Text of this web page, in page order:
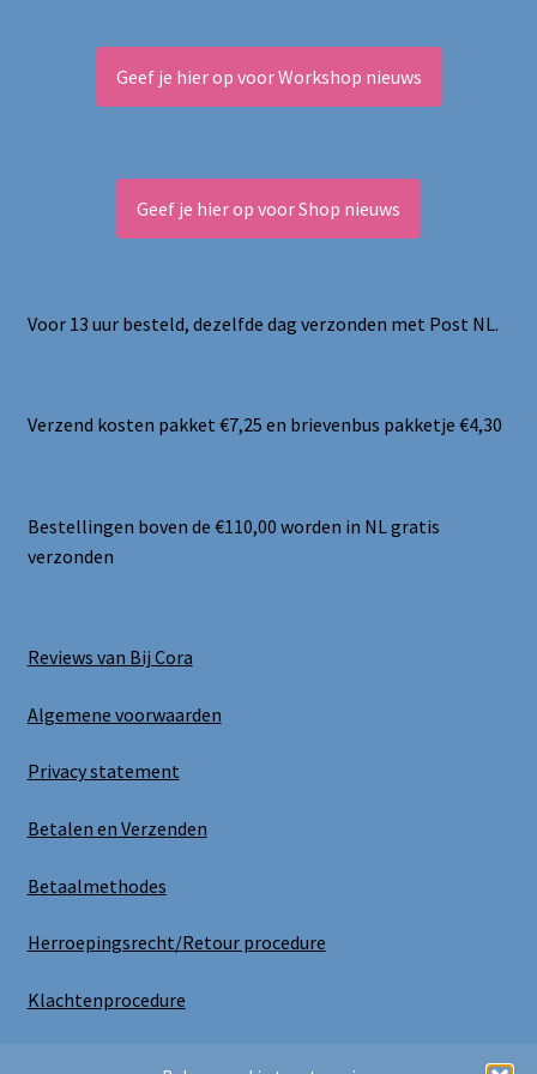
Geef je hier op voor Workshop nieuws
Geef je hier op voor Shop nieuws
Voor 13 uur besteld, dezelfde dag verzonden met Post NL.
Verzend kosten pakket €7,25 en brievenbus pakketje €4,30
Bestellingen boven de €110,00 worden in NL gratis
verzonden
Reviews van Bij Cora
Algemene voorwaarden
Privacy statement
Betalen en Verzenden
Betaalmethodes
Herroepingsrecht/Retour procedure
Klachtenprocedure